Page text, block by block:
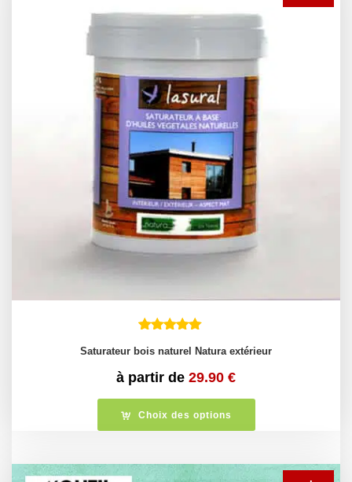
Saturateur bois naturel Natura extérieur
à partir de 29.90 €
Choix des options